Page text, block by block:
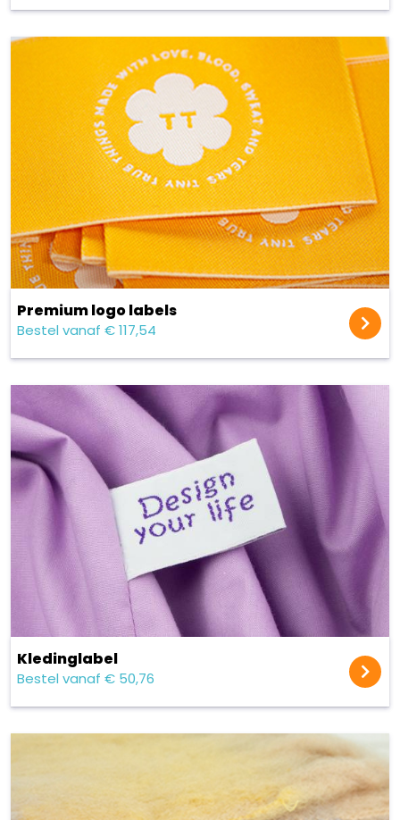
Premium logo labels
Bestel vanaf € 117,54
Kleding­label
Bestel vanaf € 50,76